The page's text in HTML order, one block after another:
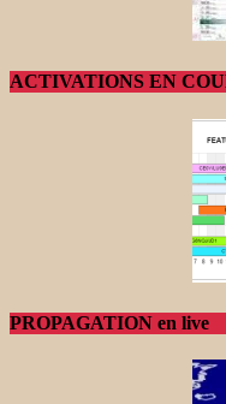
ACTIVATIONS EN
PROPAGATION en live